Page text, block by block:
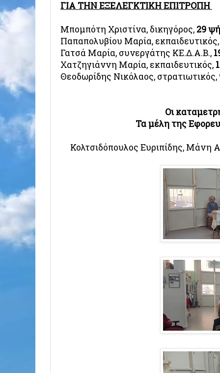
ΓΙΑ ΤΗΝ ΕΞΕΛΕΓΚΤΙΚΗ ΕΠΙΤΡΟΠΗ
Μπομπότη Χριστίνα, δικηγόρος, 29
Παπαπολυβίου Μαρία,
Γατσά Μαρία, συνεργάτης ΚΕ.Δ.Α.Β.,
Χατζηγιάννη Μαρία, εκπαιδευτικός,
Θεοδωρίδης Νικόλαος, στρατιωτικός,
Οι
Τα μέλη της
Κολτσιδόπουλος Ευριπίδης, Μάνη